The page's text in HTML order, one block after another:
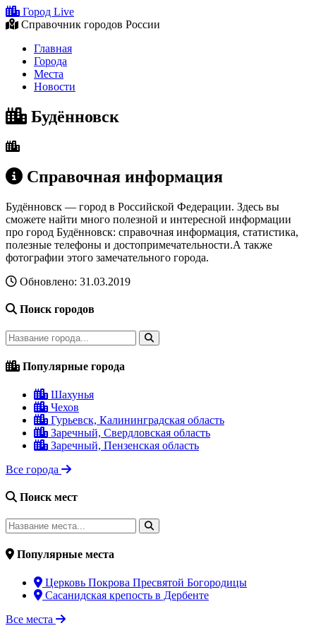
Город Live
Справочник городов России
Главная
Города
Места
Новости
Будённовск
Справочная информация
Будённовск — город в Российской Федерации. Здесь вы
сможете найти много полезной и интересной информации
про город Будённовск: справочная информация, статистика,
полезные телефоны и достопримечательности.А также
фотографии этого замечательного города.
Обновлено: 31.03.2019
Поиск городов
Популярные города
Шахунья
Чехов
Гурьевск, Калининградская область
Заречный, Свердловская область
Заречный, Пензенская область
Все города
Поиск мест
Популярные места
Церковь Покрова Пресвятой Богородицы
Сасанидская крепость в Дербенте
Все места